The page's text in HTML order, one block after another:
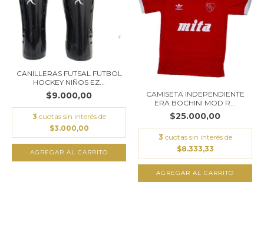
CANILLERAS FUTSAL FUTBOL
HOCKEY NIÑOS EZ...
$9.000,00
3 cuotas sin interés de
$3.000,00
AGREGAR AL CARRITO
CAMISETA INDEPENDIENTE
ERA BOCHINI MOD R...
$25.000,00
3 cuotas sin interés de
$8.333,33
AGREGAR AL CARRITO